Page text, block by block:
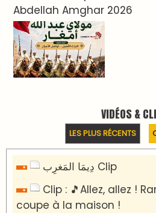
Abdellah Amghar 2026
VIDÉOS &
LES PLUS RÉCENTS
دِيمَا المَغرِب Clip
Clip : 🎵Allez, allez !
coupe à la maison !